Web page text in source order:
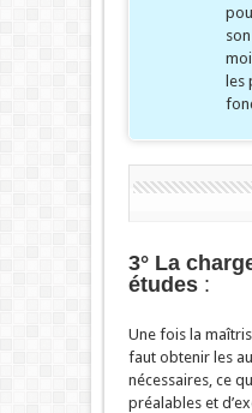
les
3° La
études :
Une fois la
faut obtenir les
nécessaires, ce
préalables et